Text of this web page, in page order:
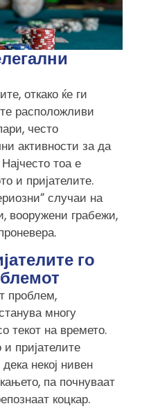
откако ќе ги
расположливи
често
активности за да
тоа е
и пријателите.
случаи на
вооружени грабежи,
го
проблем,
многу
текот на времето.
пријателите
некој нивен
па почнуваат
коцкар.